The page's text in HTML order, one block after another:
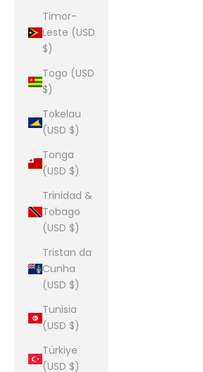
Timor-
Leste (USD
$)
Togo (USD
$)
Tokelau
(USD $)
Tonga
(USD $)
Trinidad &
Tobago
(USD $)
Tristan da
Cunha
(USD $)
Tunisia
(USD $)
Türkiye
(USD $)